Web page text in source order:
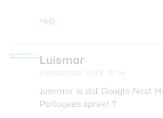
0
Luismar
Jammer is dat Google Nest
Portugees sprek! ?